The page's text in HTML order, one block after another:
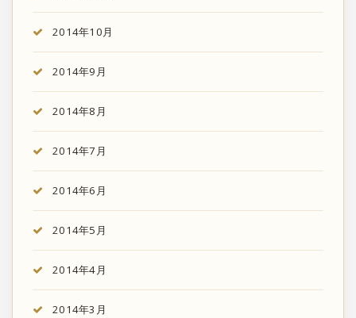
2014年10月
2014年9月
2014年8月
2014年7月
2014年6月
2014年5月
2014年4月
2014年3月